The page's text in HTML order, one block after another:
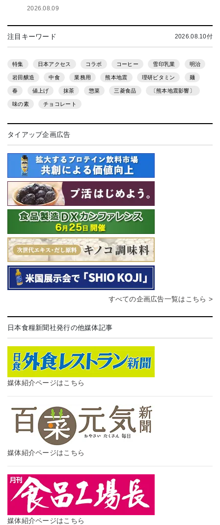
2026.08.09
注目キーワード 2026.08.10付
特集 日本アクセス コラボ コーヒー 雪印乳業 明治
岩田醸造 中食 業務用 熊本地震 理研ビタミン 麺
春 値上げ 抹茶 惣菜 三菱食品 〔熊本地震影響〕
味の素 チョコレート
タイアップ企画広告
すべての企画広告一覧はこちら >
日本食糧新聞社発行の他媒体記事
媒体紹介ページはこちら
媒体紹介ページはこちら
媒体紹介ページはこちら